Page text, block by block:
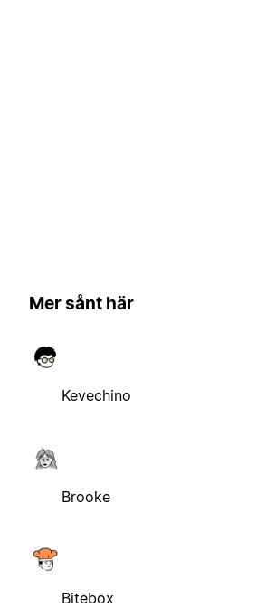
Mer sånt här
Kevechino
Brooke
Bitebox